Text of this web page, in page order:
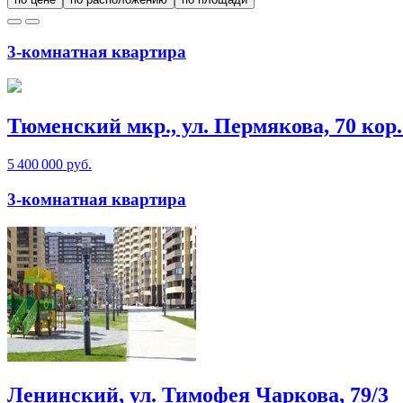
3-комнатная квартира
Тюменский мкр., ул. Пермякова, 70
5 400 000 руб.
3-комнатная квартира
Ленинский, ул. Тимофея Чаркова, 79/3